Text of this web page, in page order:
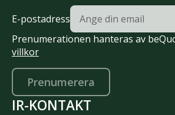
E-postadress
Prenumerationen hanteras av
villkor
Prenumerera
IR-KONTAKT